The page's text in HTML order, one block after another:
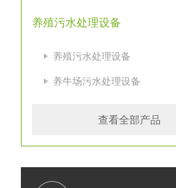
养殖污水处理设备
养殖污水处理设备
养牛场污水处理设备
查看全部产品